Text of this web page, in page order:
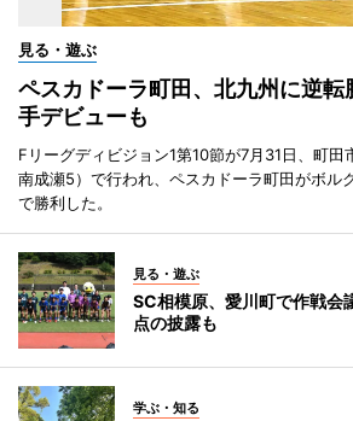
見る・遊ぶ
ペスカドーラ町田、北九州に逆
手デビューも
Fリーグディビジョン1第10節が7月31日、町田
南成瀬5）で行われ、ペスカドーラ町田がボル
で勝利した。
見る・遊ぶ
SC相模原、愛川町で作戦
点の披露も
学ぶ・知る